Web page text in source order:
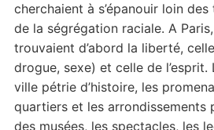
cherchaient à s’épanouir loin
de la ségrégation raciale. A
trouvaient d’abord la liberté,
drogue, sexe) et celle de l’esprit.
ville pétrie d’histoire, les
quartiers et les arrondissements
des musées, les spectacles, les